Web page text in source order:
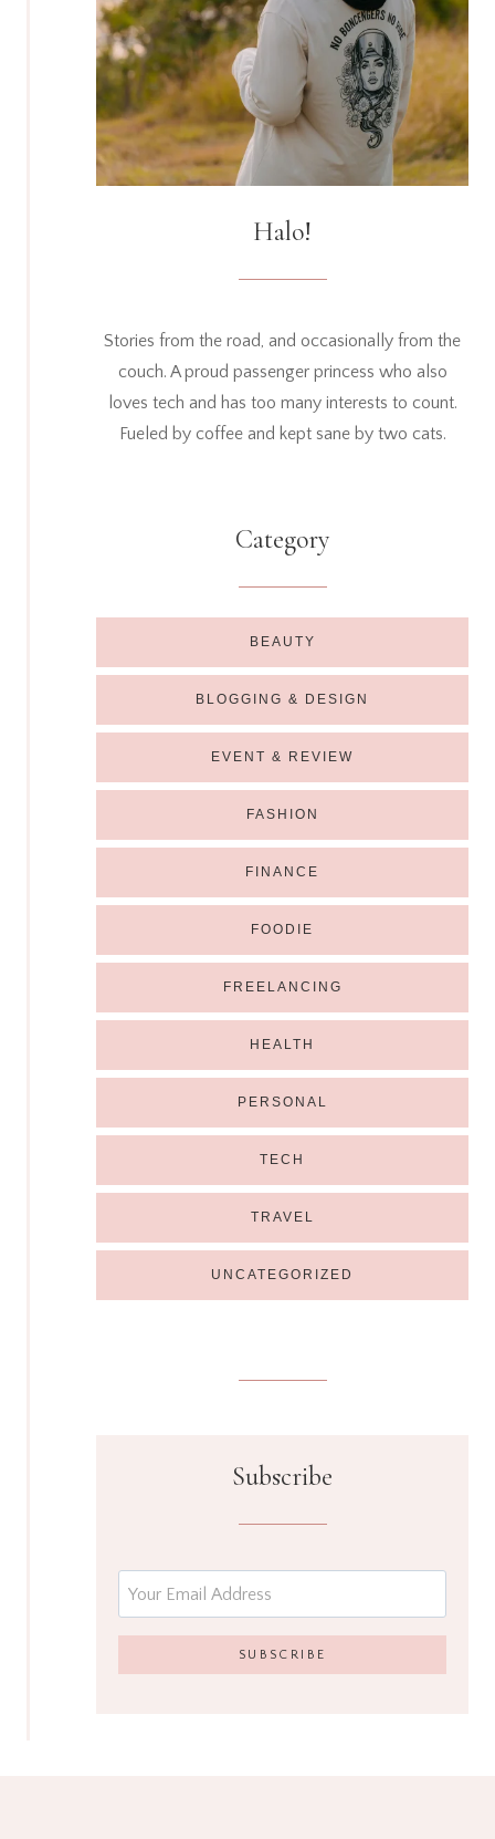
Halo!
Stories from the road, and occasionally from the
couch. A proud passenger princess who also
loves tech and has too many interests to count.
Fueled by coffee and kept sane by two cats.
Category
BEAUTY
BLOGGING & DESIGN
EVENT & REVIEW
FASHION
FINANCE
FOODIE
FREELANCING
HEALTH
PERSONAL
TECH
TRAVEL
UNCATEGORIZED
Subscribe